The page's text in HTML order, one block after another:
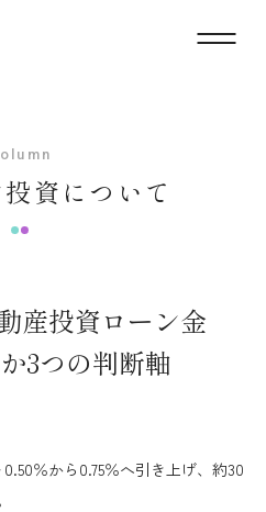
資について
産投資ローン金
3つの判断軸
0.50％から0.75％へ引き上げ、約30